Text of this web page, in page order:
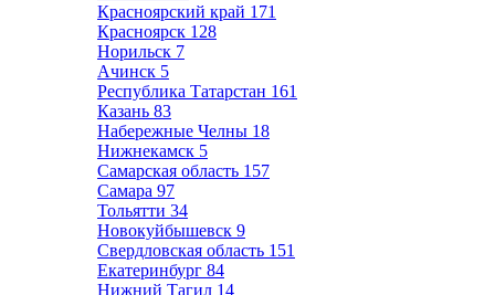
Красноярский край 171
Красноярск 128
Норильск 7
Ачинск 5
Республика Татарстан 161
Казань 83
Набережные Челны 18
Нижнекамск 5
Самарская область 157
Самара 97
Тольятти 34
Новокуйбышевск 9
Свердловская область 151
Екатеринбург 84
Нижний Тагил 14